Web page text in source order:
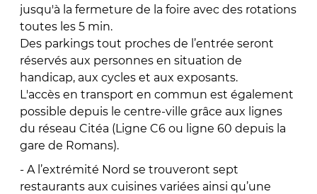
jusqu'à la fermeture de la foire avec des rotations
toutes les 5 min.
Des parkings tout proches de l’entrée seront
réservés aux personnes en situation de
handicap, aux cycles et aux exposants.
L'accès en transport en commun est également
possible depuis le centre-ville grâce aux lignes
du réseau Citéa (Ligne C6 ou ligne 60 depuis la
gare de Romans).
- A l’extrémité Nord se trouveront sept
restaurants aux cuisines variées ainsi qu’une